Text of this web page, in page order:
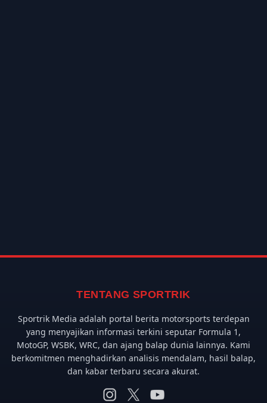
TENTANG SPORTRIK
Sportrik Media adalah portal berita motorsports terdepan
yang menyajikan informasi terkini seputar Formula 1,
MotoGP, WSBK, WRC, dan ajang balap dunia lainnya. Kami
berkomitmen menghadirkan analisis mendalam, hasil balap,
dan kabar terbaru secara akurat.